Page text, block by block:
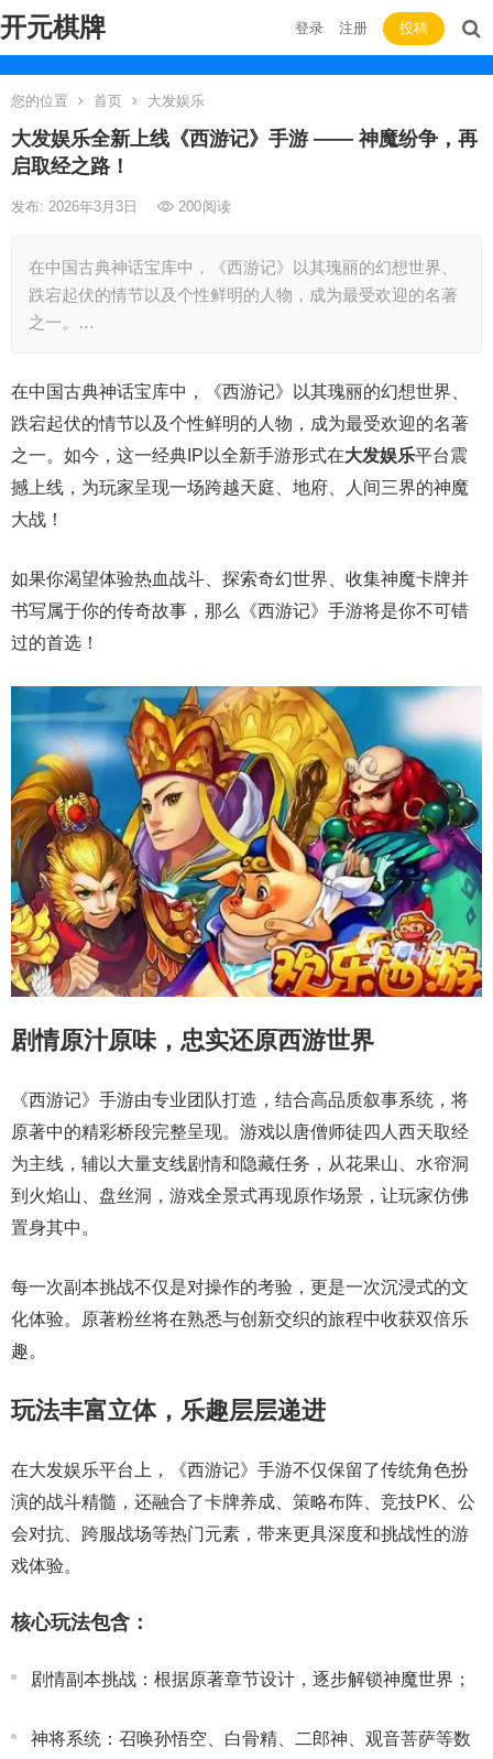
开元棋牌 登录 注册 投稿
您的位置 首页 大发娱乐
大发娱乐全新上线《西游记》手游 —— 神魔纷争，再
启取经之路！
发布: 2026年3月3日 200阅读
在中国古典神话宝库中，《西游记》以其瑰丽的幻想世界、
跌宕起伏的情节以及个性鲜明的人物，成为最受欢迎的名著
之一。…
在中国古典神话宝库中，《西游记》以其瑰丽的幻想世界、
跌宕起伏的情节以及个性鲜明的人物，成为最受欢迎的名著
之一。如今，这一经典IP以全新手游形式在大发娱乐平台震
撼上线，为玩家呈现一场跨越天庭、地府、人间三界的神魔
大战！
如果你渴望体验热血战斗、探索奇幻世界、收集神魔卡牌并
书写属于你的传奇故事，那么《西游记》手游将是你不可错
过的首选！
剧情原汁原味，忠实还原西游世界
《西游记》手游由专业团队打造，结合高品质叙事系统，将
原著中的精彩桥段完整呈现。游戏以唐僧师徒四人西天取经
为主线，辅以大量支线剧情和隐藏任务，从花果山、水帘洞
到火焰山、盘丝洞，游戏全景式再现原作场景，让玩家仿佛
置身其中。
每一次副本挑战不仅是对操作的考验，更是一次沉浸式的文
化体验。原著粉丝将在熟悉与创新交织的旅程中收获双倍乐
趣。
玩法丰富立体，乐趣层层递进
在大发娱乐平台上，《西游记》手游不仅保留了传统角色扮
演的战斗精髓，还融合了卡牌养成、策略布阵、竞技PK、公
会对抗、跨服战场等热门元素，带来更具深度和挑战性的游
戏体验。
核心玩法包含：
剧情副本挑战：根据原著章节设计，逐步解锁神魔世界；
神将系统：召唤孙悟空、白骨精、二郎神、观音菩萨等数